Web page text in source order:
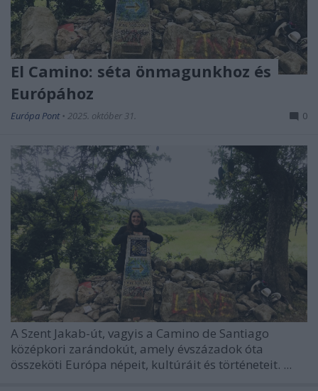
El Camino: séta önmagunkhoz és
Európához
Európa Pont • 2025. október 31. 0
A Szent Jakab-út, vagyis a Camino de Santiago
középkori zarándokút, amely évszázadok óta
összeköti Európa népeit, kultúráit és történeteit. ...